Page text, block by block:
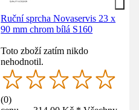
Ruční sprcha Novaservis 23 x
90 mm chrom bílá S160
Toto zboží zatím nikdo
nehodnotil.
(0)